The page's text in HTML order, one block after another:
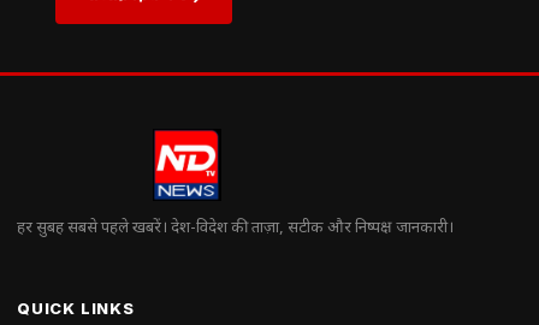
हर सुबह सबसे पहले खबरें। देश-विदेश की ताज़ा, सटीक और निष्पक्ष जानकारी।
QUICK LINKS